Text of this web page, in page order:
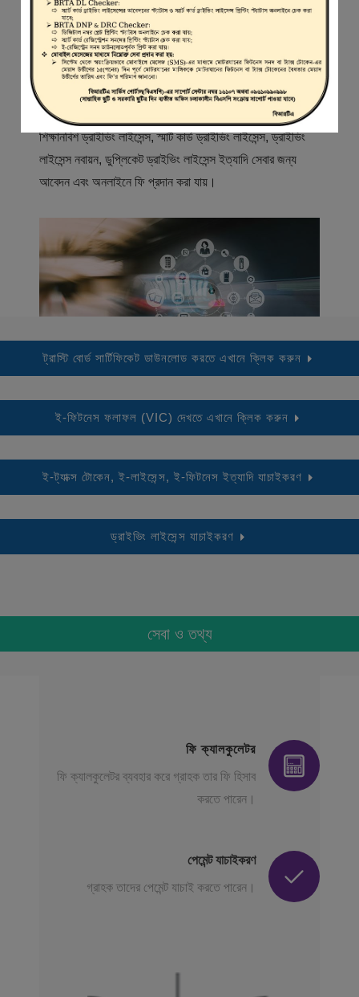
স্বাগতম
বিআরটিএ সার্ভিস পোর্টাল (বিএসপি) বাংলাদেশ রোড ট্রান্সপোর্ট অথরিটি
(বিআরটিএ) এর একটি অনলাইন সেবা প্রদানের মাধ্যম যেখানে ড্রাইভার,
মোটরযান মালিক, মোটরযান বিক্রেতাদের নিবন্ধিত করা হয় এবং
শিক্ষানবিশ ড্রাইভিং লাইসেন্স, স্মার্ট কার্ড ড্রাইভিং লাইসেন্স, ড্রাইভিং
লাইসেন্স নবায়ন, ডুপ্লিকেট ড্রাইভিং লাইসেন্স ইত্যাদি সেবার জন্য
আবেদন এবং অনলাইনে ফি প্রদান করা যায়।
ট্রাস্টি বোর্ড সার্টিফিকেট ডাউনলোড করতে এখানে ক্লিক করুন
ই-ফিটনেস ফলাফল (VIC) দেখতে এখানে ক্লিক করুন
ই-ট্যাক্স টোকেন, ই-লাইসেন্স, ই-ফিটনেস ইত্যাদি যাচাইকরণ
ড্রাইভিং লাইসেন্স যাচাইকরণ
সেবা ও তথ্য
ফি ক্যালকুলেটর
ফি ক্যালকুলেটর ব্যবহার করে গ্রাহক তার ফি হিসাব
করতে পারেন।
পেমেন্ট যাচাইকরণ
গ্রাহক তাদের পেমেন্ট যাচাই করতে পারেন।